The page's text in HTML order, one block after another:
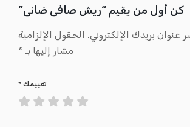
كن أول من يقيم “ريش صافى ضانى”
عنوان بريدك الإلكتروني. الحقول الإلزامية
مشار إليها بـ *
تقييمك *